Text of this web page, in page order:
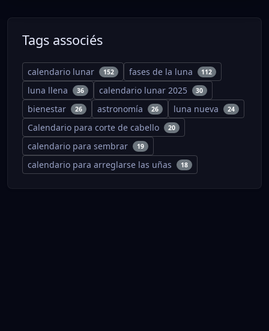
Tags associés
calendario lunar 152 fases de la luna 112
luna llena 36 calendario lunar 2025 30
bienestar 26 astronomía 26 luna nueva 24
Calendario para corte de cabello 20
calendario para sembrar 19
calendario para arreglarse las uñas 18